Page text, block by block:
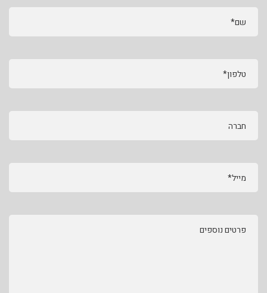
שם*
טלפון*
חברה
מייל*
פרטים נוספים